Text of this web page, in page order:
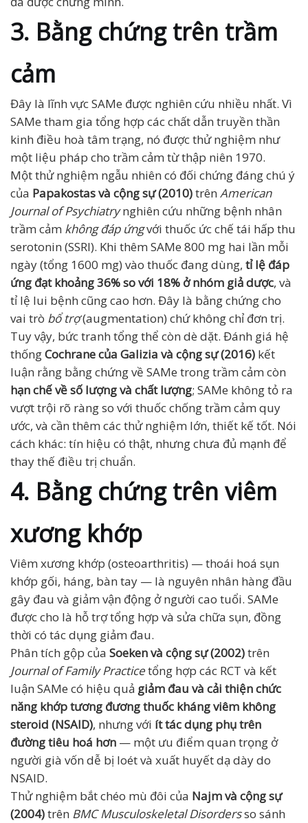
3. Bằng chứng trên trầm
cảm
Đây là lĩnh vực SAMe được nghiên cứu nhiều nhất. Vì
SAMe tham gia tổng hợp các chất dẫn truyền thần
kinh điều hoà tâm trạng, nó được thử nghiệm như
một liệu pháp cho trầm cảm từ thập niên 1970.
Một thử nghiệm ngẫu nhiên có đối chứng đáng chú ý
của Papakostas và cộng sự (2010)trên American
Journal of Psychiatrynghiên cứu những bệnh nhân
trầm cảm không đáp ứngvới thuốc ức chế tái hấp thu
serotonin (SSRI). Khi thêm SAMe 800 mg hai lần mỗi
ngày (tổng 1600 mg) vào thuốc đang dùng, tỉ lệ đáp
ứng đạt khoảng 36% so với 18% ở nhóm giả dược, và
tỉ lệ lui bệnh cũng cao hơn. Đây là bằng chứng cho
vai trò bổ trợ(augmentation) chứ không chỉ đơn trị.
Tuy vậy, bức tranh tổng thể còn dè dặt. Đánh giá hệ
thốngCochrane của Galizia và cộng sự (2016) kết
luận rằng bằng chứng về SAMe trong trầm cảm còn
hạn chế về số lượng và chất lượng; SAMe không tỏ ra
vượt trội rõ ràng so với thuốc chống trầm cảm quy
ước, và cần thêm các thử nghiệm lớn, thiết kế tốt. Nói
cách khác: tín hiệu có thật, nhưng chưa đủ mạnh để
thay thế điều trị chuẩn.
4. Bằng chứng trên viêm
xương khớp
Viêm xương khớp (osteoarthritis) — thoái hoá sụn
khớp gối, háng, bàn tay — là nguyên nhân hàng đầu
gây đau và giảm vận động ở người cao tuổi. SAMe
được cho là hỗ trợ tổng hợp và sửa chữa sụn, đồng
thời có tác dụng giảm đau.
Phân tích gộp của Soeken và cộng sự (2002)trên
Journal of Family Practicetổng hợp các RCT và kết
luận SAMe có hiệu quả giảm đau và cải thiện chức
năng khớp tương đương thuốc kháng viêm không
steroid (NSAID), nhưng với ít tác dụng phụ trên
đường tiêu hoá hơn — một ưu điểm quan trọng ở
người già vốn dễ bị loét và xuất huyết dạ dày do
NSAID.
Thử nghiệm bắt chéo mù đôi của Najm và cộng sự
(2004)trên BMC Musculoskeletal Disordersso sánh